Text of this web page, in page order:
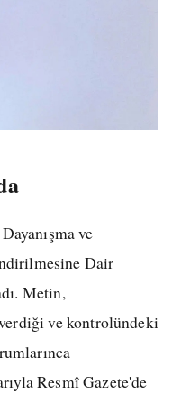
ve
Dair
Metin,
ve kontrolündeki
Resmî Gazete'de